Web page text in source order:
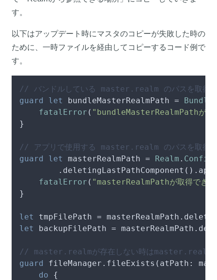
す。
以下はアップデート時にマスタのコピーが失敗した時の
ために、一時ファイルを経由してコピーするコード例で
す。
// バンドルしている master.realm のパスを取得
guard
let bundleMasterRealmPath = Bundle
fatalError ( "bundleMasterRealmPathが取
}
// アプリで使用する master.realm のパスを取得
guard
let masterRealmPath = Realm .
fatalError ( "masterRealmPathが取得できま
}
let tmpFilePath =
let
backupFilePath =
// master.realmが存在しない時はmaster.realmを
guard
fileManager.fileExists(atPath:
do {